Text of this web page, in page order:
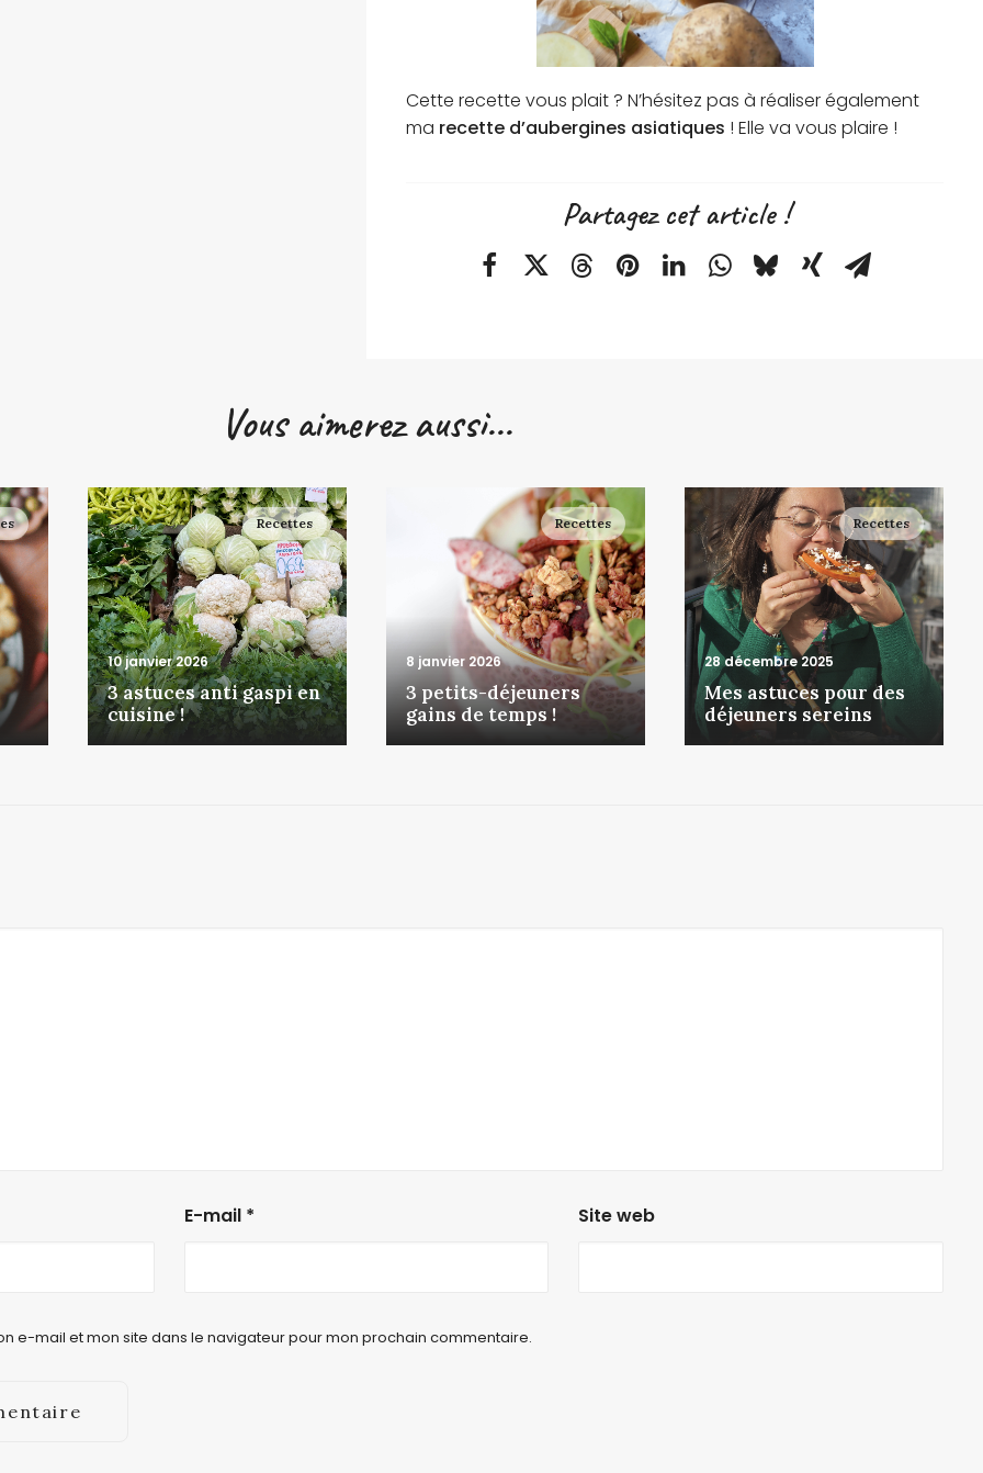
Cette recette vous plait ? N’hésitez pas à réaliser également
ma recette d’aubergines asiatiques ! Elle va vous plaire !
Partagez cet article !
Vous aimerez aussi...
Recettes
10 janvier 2026
3 astuces anti gaspi en
cuisine !
Recettes
8 janvier 2026
3 petits-déjeuners
gains de temps !
Recettes
28 décembre 2025
Mes astuces pour des
déjeuners sereins
E-mail * Site web
e-mail et mon site dans le navigateur pour mon prochain commentaire.